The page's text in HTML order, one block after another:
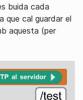
buida cada
que cal guardar el
aquesta (per